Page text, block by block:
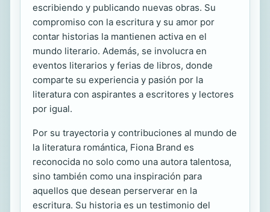
escribiendo y publicando nuevas obras. Su
compromiso con la escritura y su amor por
contar historias la mantienen activa en el
mundo literario. Además, se involucra en
eventos literarios y ferias de libros, donde
comparte su experiencia y pasión por la
literatura con aspirantes a escritores y lectores
por igual.
Por su trayectoria y contribuciones al mundo de
la literatura romántica, Fiona Brand es
reconocida no solo como una autora talentosa,
sino también como una inspiración para
aquellos que desean perserverar en la
escritura. Su historia es un testimonio del